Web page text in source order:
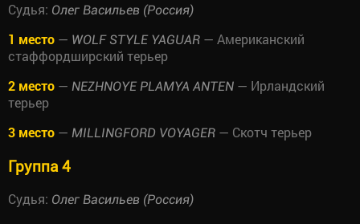
Судья: Олег Васильев (Россия)
1 место — WOLF STYLE YAGUAR — Американский
стаффордширский терьер
2 место — NEZHNOYE PLAMYA ANTEN — Ирландский
терьер
3 место — MILLINGFORD VOYAGER — Скотч терьер
Группа 4
Судья: Олег Васильев (Россия)